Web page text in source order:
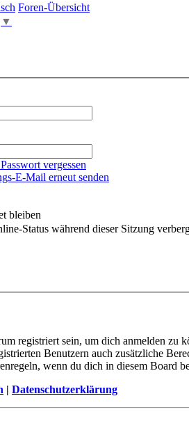
Foren-Übersicht
▼
vergessen
E-Mail erneut senden
bleiben
Status während dieser Sitzung
registriert sein, um dich anmelden
Benutzern auch zusätzliche
wenn du dich in diesem Board
| Datenschutzerklärung